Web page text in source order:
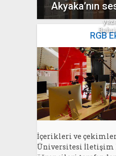
Akyaka’nın
RGB
İçerikleri ve
Üniversitesi İletişim